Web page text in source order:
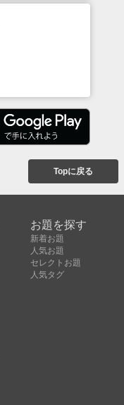
Topに戻る
お題を探す
新着お題
人気お題
セレクトお題
人気タグ